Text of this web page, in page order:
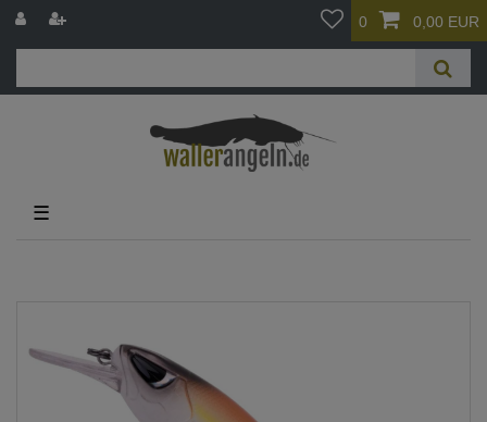
0 0,00 EUR
☰